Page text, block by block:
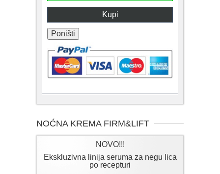
NOĆNA KREMA FIRM&LIFT
NOVO!!!
Ekskluzivna linija seruma za negu lica
po recepturi